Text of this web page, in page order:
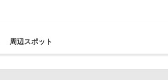
周辺スポット